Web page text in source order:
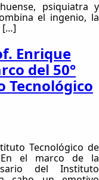
psiquiatra y
el ingenio, la
[…]
Enrique
del 50°
Tecnológico de
el marco de la
del Instituto